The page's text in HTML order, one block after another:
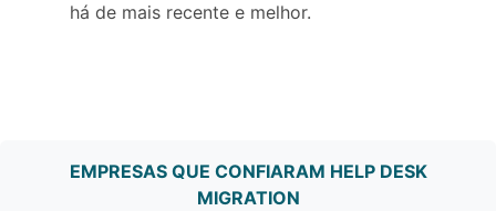
há de mais recente e melhor.
EMPRESAS QUE CONFIARAM HELP DESK
MIGRATION